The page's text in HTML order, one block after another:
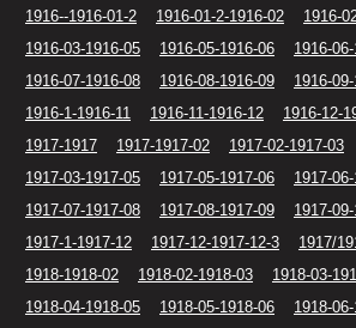
1916--1916-01-2
1916-01-2-1916-02
1916-
1916-03-1916-05
1916-05-1916-06
1916-
1916-07-1916-08
1916-08-1916-09
1916-
1916-1-1916-11
1916-11-1916-12
1916-12-
1917-1917
1917-1917-02
1917-02-1917-03
1917-03-1917-05
1917-05-1917-06
1917-
1917-07-1917-08
1917-08-1917-09
1917-
1917-1-1917-12
1917-12-1917-12-3
1917/
1918-1918-02
1918-02-1918-03
1918-03-
1918-04-1918-05
1918-05-1918-06
1918-